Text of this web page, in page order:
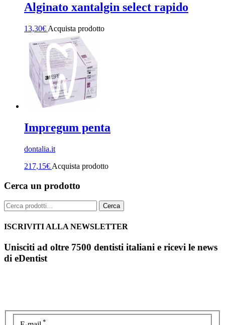
Alginato xantalgin select rapido
13,30€ Acquista prodotto
Impregum penta
dontalia.it
217,15€ Acquista prodotto
Cerca un prodotto
Cerca: Cerca
ISCRIVITI ALLA NEWSLETTER
Unisciti ad oltre 7500 dentisti italiani e ricevi le news
di eDentist
*